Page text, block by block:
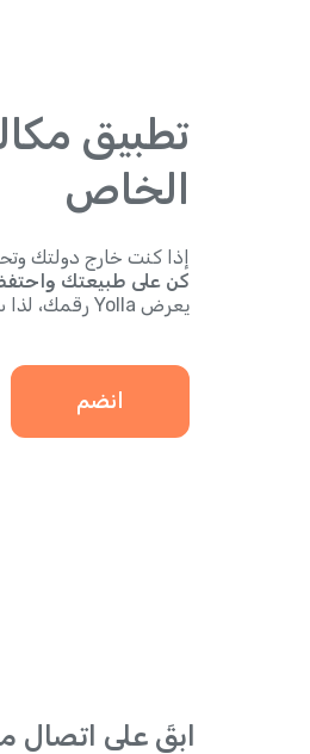
تطبيق
الخاص
إذا كنت خارج دولتك
كن على طبيعتك
يعرض Yolla رقمك، لذا سيعرف من تتصل به أن المكالمة منك.
انضم
ابقَ على اتصال